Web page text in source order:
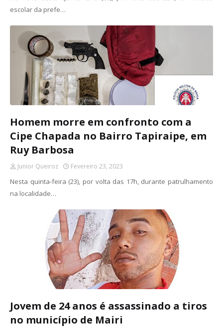
escolar da prefe…
Homem morre em confronto com a
Cipe Chapada no Bairro Tapiraipe, em
Ruy Barbosa
Junior Queiroz Fevereiro 23, 2023
Nesta quinta-feira (23), por volta das 17h, durante patrulhamento
na localidade…
Jovem de 24 anos é assassinado a tiros
no município de Mairi